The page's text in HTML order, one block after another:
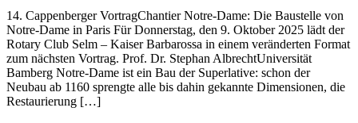
14. Cappenberger VortragChantier Notre-Dame: Die Baustelle von
Notre-Dame in Paris Für Donnerstag, den 9. Oktober 2025 lädt der
Rotary Club Selm – Kaiser Barbarossa in einem veränderten Format
zum nächsten Vortrag. Prof. Dr. Stephan AlbrechtUniversität
Bamberg Notre-Dame ist ein Bau der Superlative: schon der
Neubau ab 1160 sprengte alle bis dahin gekannte Dimensionen, die
Restaurierung […]